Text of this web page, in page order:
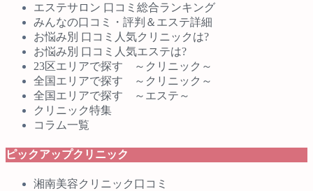
エステサロン 口コミ総合ランキング
みんなの口コミ・評判＆エステ詳細
お悩み別 口コミ人気クリニックは?
お悩み別 口コミ人気エステは?
23区エリアで探す ～クリニック～
全国エリアで探す ～クリニック～
全国エリアで探す ～エステ～
クリニック特集
コラム一覧
ピックアップクリニック
湘南美容クリニック口コミ